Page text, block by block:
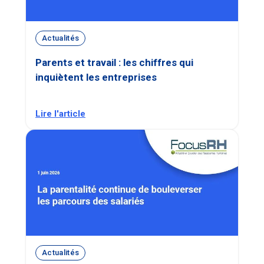
Actualités
Parents et travail : les chiffres qui
inquiètent les entreprises
Lire l'article
Actualités